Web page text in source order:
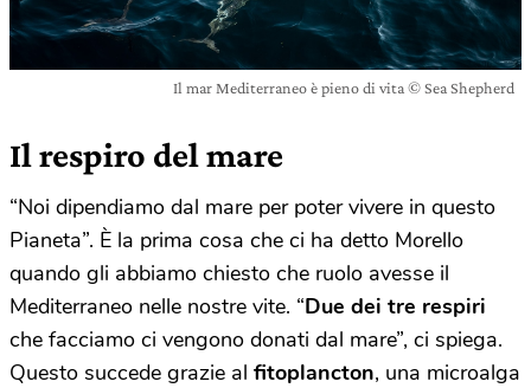
Il mar Mediterraneo è pieno di vita © Sea Shepherd
Il respiro del mare
“Noi dipendiamo dal mare per poter vivere in questo
Pianeta”. È la prima cosa che ci ha detto Morello
quando gli abbiamo chiesto che ruolo avesse il
Mediterraneo nelle nostre vite. “Due dei tre respiri
che facciamo ci vengono donati dal mare”, ci spiega.
Questo succede grazie al fitoplancton, una microalga